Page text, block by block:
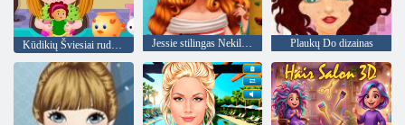
Kūdikių Šviesiai ruda Plaukų priežiūra Jessie stilingas Nekilnojamasis kirpimo Plaukų Do dizainas